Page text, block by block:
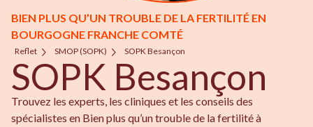
BIEN PLUS QU’UN TROUBLE DE LA FERTILITÉ EN
BOURGOGNE FRANCHE COMTÉ
Reflet SMOP (SOPK) SOPK Besançon
SOPK Besançon
Trouvez les experts, les cliniques et les conseils des
spécialistes en Bien plus qu’un trouble de la fertilité à